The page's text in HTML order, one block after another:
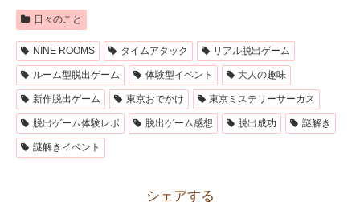
日々のこと
NINE ROOMS タイムアタック リアル脱出ゲーム
ルーム型脱出ゲーム 体験型イベント 大人の趣味
新作脱出ゲーム 東京おでかけ 東京ミステリーサーカス
脱出ゲーム体験レポ 脱出ゲーム感想 脱出成功 謎解き
謎解きイベント
シェアする